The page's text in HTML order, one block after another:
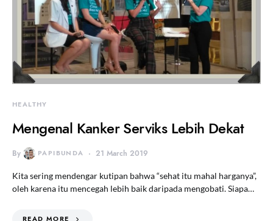
HEALTHY
Mengenal Kanker Serviks Lebih Dekat
By PAPIBUNDA 21 March 2019
Kita sering mendengar kutipan bahwa “sehat itu mahal harganya”,
oleh karena itu mencegah lebih baik daripada mengobati. Siapa…
READ MORE